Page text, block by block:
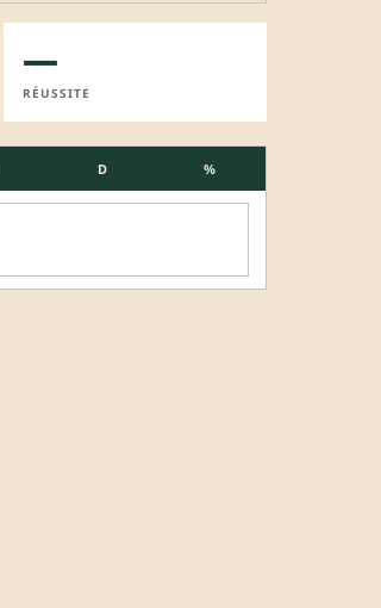
—
RÉUSSITE
D %